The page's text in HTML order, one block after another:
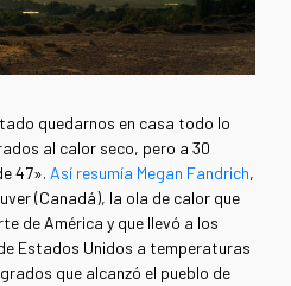
quedarnos en casa todo lo
al calor seco, pero a 30
47». Así resumía Megan Fandrich,
(Canadá), la ola de calor que
de América y que llevó a los
Estados Unidos a temperaturas
que alcanzó el pueblo de